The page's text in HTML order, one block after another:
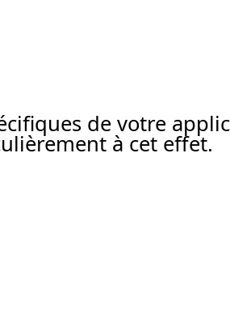
de votre
à cet effet.